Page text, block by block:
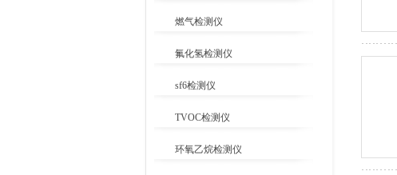
燃气检测仪
氟化氢检测仪
sf6检测仪
TVOC检测仪
环氧乙烷检测仪